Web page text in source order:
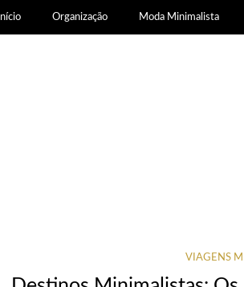
Início Organização Moda Minimalista
VIAGENS